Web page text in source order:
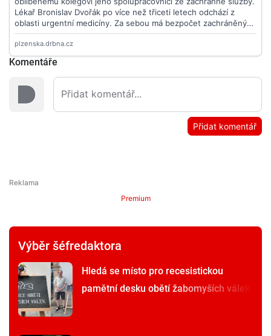
Komentáře
Přidat komentář
Premium
Výběr šéfredaktora
Hledá se místo pro recesistickou
pamětní desku obětí žabomyších válek